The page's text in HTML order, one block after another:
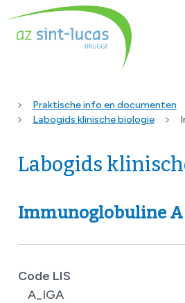
Praktische info en documenten
Labogids klinische biologie
Labogids
Immunoglobuline A
Code LIS
A_IGA